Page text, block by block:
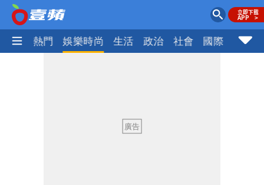
焦點 熱門 娛樂時尚 生活 政治 社會 國際 財經
苦茶癌油｜威加2老闆交保！採購、中間